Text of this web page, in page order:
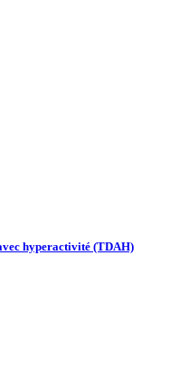
hyperactivité (TDAH)